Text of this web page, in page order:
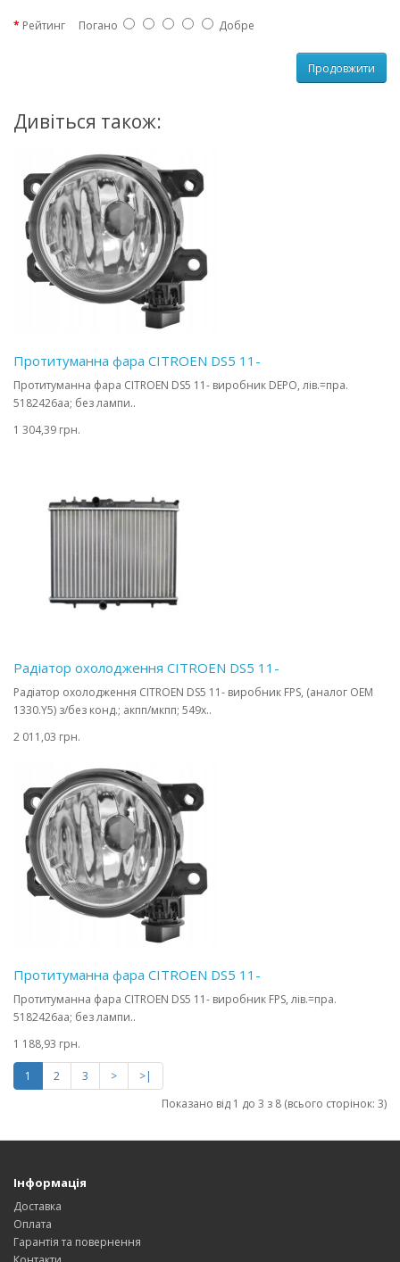
Рейтинг Погано Добре
Продовжити
Дивіться також:
Протитуманна фара CITROEN DS5 11-
Протитуманна фара CITROEN DS5 11- виробник DEPO, лів.=пра.
5182426aa; без лампи..
1 304,39 грн.
Радіатор охолодження CITROEN DS5 11-
Радіатор охолодження CITROEN DS5 11- виробник FPS, (аналог OEM
1330.Y5) з/без конд.; акпп/мкпп; 549x..
2 011,03 грн.
Протитуманна фара CITROEN DS5 11-
Протитуманна фара CITROEN DS5 11- виробник FPS, лів.=пра.
5182426aa; без лампи..
1 188,93 грн.
1 2 3 >
>|
Показано від 1 до 3 з 8 (всього сторінок: 3)
Інформація
Доставка
Оплата
Гарантія та повернення